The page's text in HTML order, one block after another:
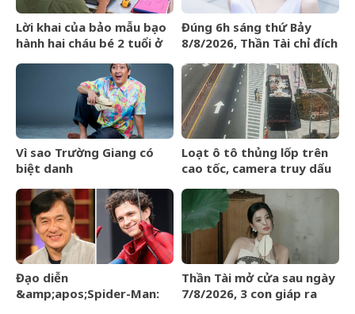
Lời khai của bảo mẫu bạo
hành hai cháu bé 2 tuổi ở
Đúng 6h sáng thứ Bảy
8/8/2026, Thần Tài chỉ đích
hố vàng, tiền bạc ùa về
nhà như lũ cuốn
Vì sao Trường Giang có
biệt danh
Khó&amp;apos;?
Loạt ô tô thủng lốp trên
cao tốc, camera truy dấu
&amp;apos;thủ
phạm&amp;apos;
Đạo diễn
&amp;apos;Spider-Man:
Thần Tài mở cửa sau ngày
7/8/2026, 3 con giáp ra